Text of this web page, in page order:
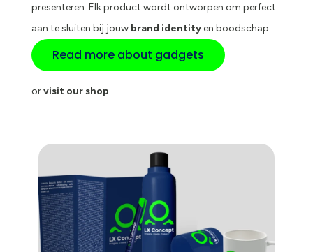
presenteren. Elk product wordt ontworpen om perfect
aan te sluiten bij jouw brand identityen boodschap.
Read more about gadgets
orvisit our shop